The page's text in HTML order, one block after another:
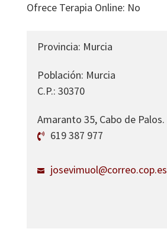
Ofrece Terapia Online: No
Provincia: Murcia
Población: Murcia
C.P.: 30370
Amaranto 35, Cabo de Palos.
619 387 977
josevimuol@correo.cop.es